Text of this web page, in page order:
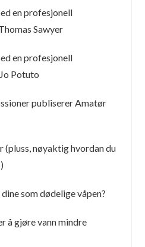
en profesjonell
Sawyer
en profesjonell
Potuto
publiserer Amatør
(pluss, nøyaktig hvordan du
som dødelige våpen?
å gjøre vann mindre